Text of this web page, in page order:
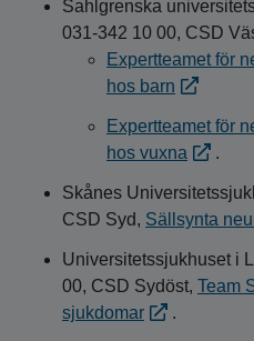
Sahlgrenska
031-342 10 00, CSD
Expertteamet för
hos barn
Expertteamet för
hos vuxna
.
Skånes
CSD Syd, Sällsynta
Universitetssjukhuset i
00, CSD Sydöst, Team
sjukdomar
.